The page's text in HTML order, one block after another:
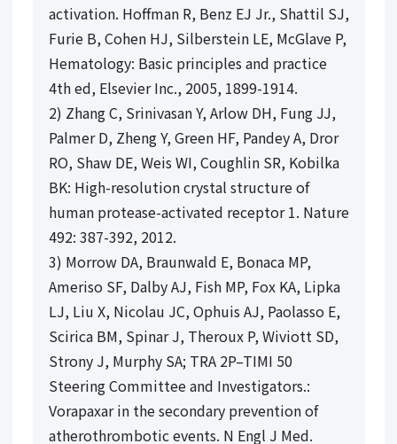
activation. Hoffman R, Benz EJ Jr., Shattil SJ,
Furie B, Cohen HJ, Silberstein LE, McGlave P,
Hematology: Basic principles and practice
4th ed, Elsevier Inc., 2005, 1899-1914.
2) Zhang C, Srinivasan Y, Arlow DH, Fung JJ,
Palmer D, Zheng Y, Green HF, Pandey A, Dror
RO, Shaw DE, Weis WI, Coughlin SR, Kobilka
BK: High-resolution crystal structure of
human protease-activated receptor 1. Nature
492: 387-392, 2012.
3) Morrow DA, Braunwald E, Bonaca MP,
Ameriso SF, Dalby AJ, Fish MP, Fox KA, Lipka
LJ, Liu X, Nicolau JC, Ophuis AJ, Paolasso E,
Scirica BM, Spinar J, Theroux P, Wiviott SD,
Strony J, Murphy SA; TRA 2P–TIMI 50
Steering Committee and Investigators.:
Vorapaxar in the secondary prevention of
atherothrombotic events. N Engl J Med.